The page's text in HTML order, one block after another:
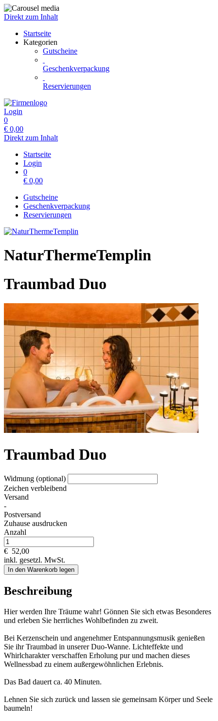
Direkt zum Inhalt
Startseite
Kategorien
Gutscheine
Geschenkverpackung
Reservierungen
Login
0
€ 0,00
Direkt zum Inhalt
Startseite
Login
0
€ 0,00
Gutscheine
Geschenkverpackung
Reservierungen
NaturThermeTemplin
Traumbad Duo
Traumbad Duo
Widmung (optional)
Zeichen verbleibend
Versand
-
Postversand
Zuhause ausdrucken
Anzahl
€ 52,00
inkl. gesetzl. MwSt.
In den Warenkorb legen
Beschreibung
Hier werden Ihre Träume wahr! Gönnen Sie sich etwas Besonderes
und erleben Sie herrliches Wohlbefinden zu zweit.
Bei Kerzenschein und angenehmer Entspannungsmusik genießen
Sie ihr Traumbad in unserer Duo-Wanne. Lichteffekte und
Whirlcharakter verschaffen Erholung pur und machen dieses
Wellnessbad zu einem außergewöhnlichen Erlebnis.
Das Bad dauert ca. 40 Minuten.
Lehnen Sie sich zurück und lassen sie gemeinsam Körper und Seele
baumeln!